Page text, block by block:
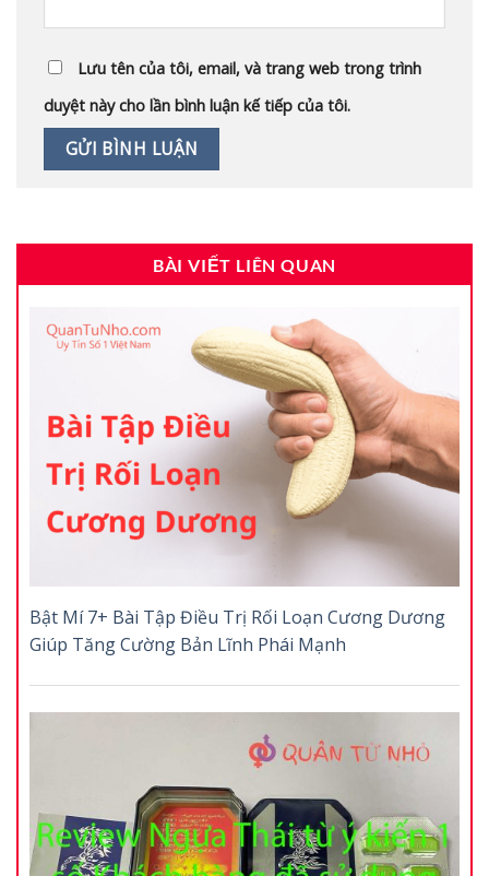
Lưu tên của tôi, email, và trang web trong trình
duyệt này cho lần bình luận kế tiếp của tôi.
BÀI VIẾT LIÊN QUAN
Bật Mí 7+ Bài Tập Điều Trị Rối Loạn Cương Dương
Giúp Tăng Cường Bản Lĩnh Phái Mạnh